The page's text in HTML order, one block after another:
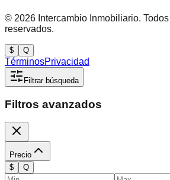
© 2026 Intercambio Inmobiliario.
reservados.
$ Q
TérminosPrivacidad
Filtrar búsqueda
Filtros avanzados
Precio
$
Q